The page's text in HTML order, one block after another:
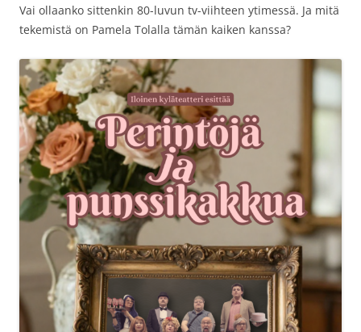
Vai ollaanko sittenkin 80-luvun tv-viihteen ytimessä. Ja mitä
tekemistä on Pamela Tolalla tämän kaiken kanssa?